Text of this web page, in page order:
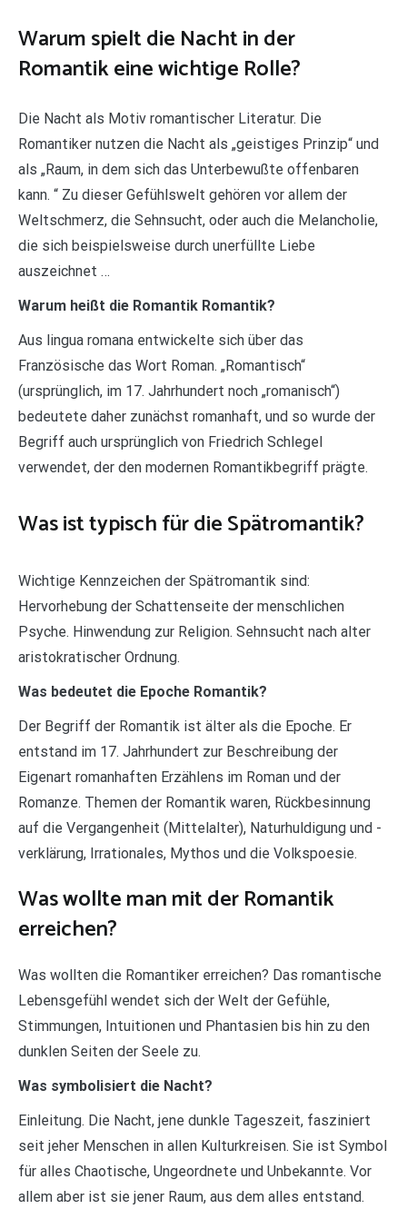
Warum spielt die Nacht in der
Romantik eine wichtige Rolle?
Die Nacht als Motiv romantischer Literatur. Die
Romantiker nutzen die Nacht als „geistiges Prinzip“ und
als „Raum, in dem sich das Unterbewußte offenbaren
kann. “ Zu dieser Gefühlswelt gehören vor allem der
Weltschmerz, die Sehnsucht, oder auch die Melancholie,
die sich beispielsweise durch unerfüllte Liebe
auszeichnet …
Warum heißt die Romantik Romantik?
Aus lingua romana entwickelte sich über das
Französische das Wort Roman. „Romantisch“
(ursprünglich, im 17. Jahrhundert noch „romanisch“)
bedeutete daher zunächst romanhaft, und so wurde der
Begriff auch ursprünglich von Friedrich Schlegel
verwendet, der den modernen Romantikbegriff prägte.
Was ist typisch für die Spätromantik?
Wichtige Kennzeichen der Spätromantik sind:
Hervorhebung der Schattenseite der menschlichen
Psyche. Hinwendung zur Religion. Sehnsucht nach alter
aristokratischer Ordnung.
Was bedeutet die Epoche Romantik?
Der Begriff der Romantik ist älter als die Epoche. Er
entstand im 17. Jahrhundert zur Beschreibung der
Eigenart romanhaften Erzählens im Roman und der
Romanze. Themen der Romantik waren, Rückbesinnung
auf die Vergangenheit (Mittelalter), Naturhuldigung und -
verklärung, Irrationales, Mythos und die Volkspoesie.
Was wollte man mit der Romantik
erreichen?
Was wollten die Romantiker erreichen? Das romantische
Lebensgefühl wendet sich der Welt der Gefühle,
Stimmungen, Intuitionen und Phantasien bis hin zu den
dunklen Seiten der Seele zu.
Was symbolisiert die Nacht?
Einleitung. Die Nacht, jene dunkle Tageszeit, fasziniert
seit jeher Menschen in allen Kulturkreisen. Sie ist Symbol
für alles Chaotische, Ungeordnete und Unbekannte. Vor
allem aber ist sie jener Raum, aus dem alles entstand.